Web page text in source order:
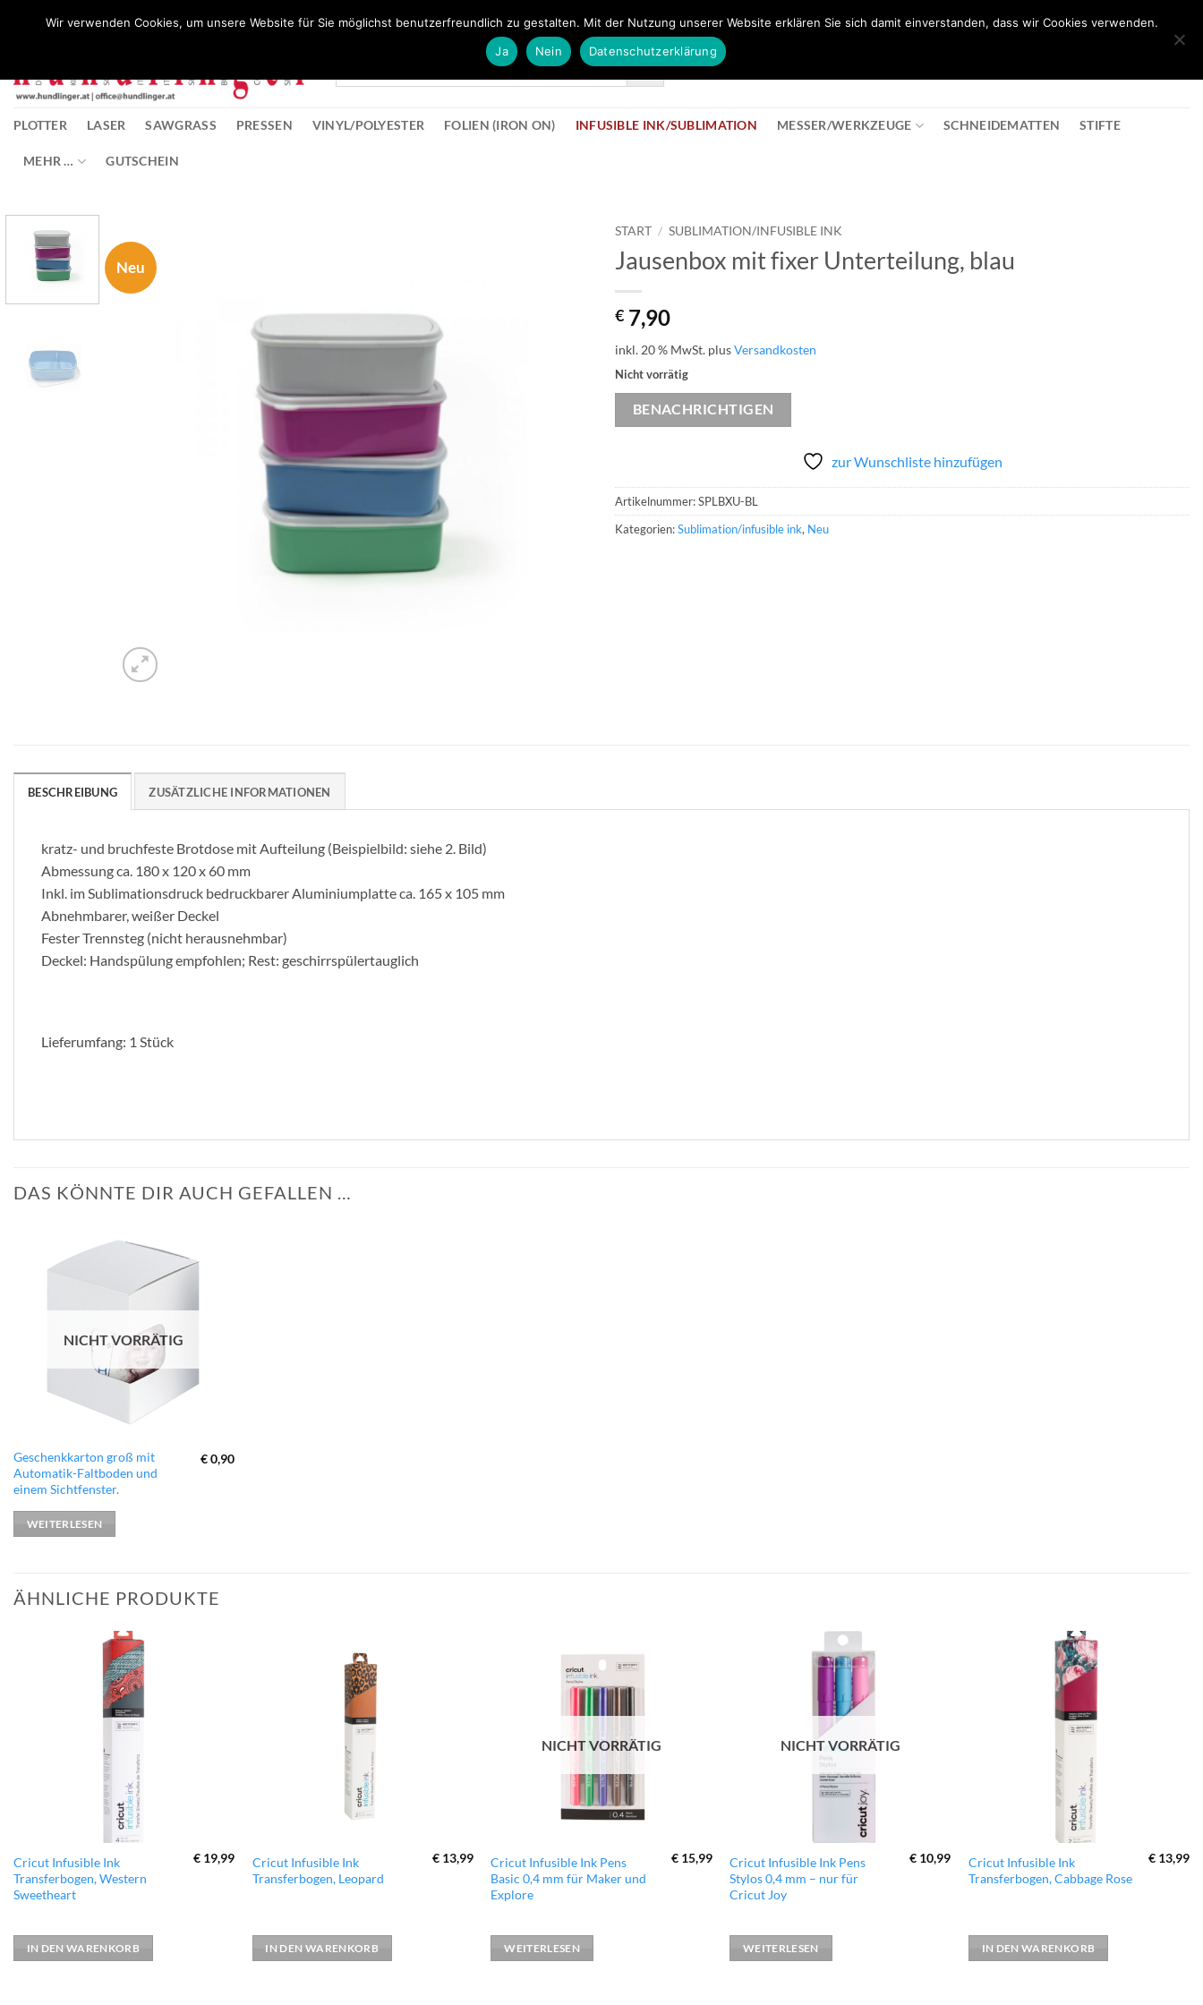
PLOTTER LASER SAWGRASS PRESSEN VINYL/POLYESTER FOLIEN (IRON ON) INFUSIBLE INK/SUBLIMATION MESSER/WERKZEUGE SCHNEIDEMATTEN STIFTE
MEHR … GUTSCHEIN
Neu
START / SUBLIMATION/INFUSIBLE INK
Jausenbox mit fixer Unterteilung, blau
€ 7,90
inkl. 20 % MwSt. plusVersandkosten
Nicht vorrätig
BENACHRICHTIGEN
zur Wunschliste hinzufügen
Artikelnummer:SPLBXU-BL
Kategorien:Sublimation/infusible ink, Neu
BESCHREIBUNG ZUSÄTZLICHE INFORMATIONEN
kratz- und bruchfeste Brotdose mit Aufteilung (Beispielbild: siehe 2. Bild)
Abmessung ca. 180 x 120 x 60 mm
Inkl. im Sublimationsdruck bedruckbarer Aluminiumplatte ca. 165 x 105 mm
Abnehmbarer, weißer Deckel
Fester Trennsteg (nicht herausnehmbar)
Deckel: Handspülung empfohlen; Rest: geschirrspülertauglich
Lieferumfang: 1 Stück
DAS KÖNNTE DIR AUCH GEFALLEN …
NICHT VORRÄTIG
Geschenkkarton groß mit
Automatik-Faltboden und
einem Sichtfenster.
€0,90
WEITERLESEN
ÄHNLICHE PRODUKTE
Cricut Infusible Ink
Transferbogen, Western
Sweetheart
€ 19,99
IN DEN WARENKORB
Cricut Infusible Ink
Transferbogen, Leopard
€13,99
IN DEN WARENKORB
NICHT VORRÄTIG
Cricut Infusible Ink Pens
Basic 0,4 mm für Maker und
Explore
€15,99
WEITERLESEN
NICHT VORRÄTIG
Cricut Infusible Ink Pens
Stylos 0,4 mm – nur für
Cricut Joy
€ 10,99
WEITERLESEN
Cricut Infusible Ink
Transferbogen, Cabbage Rose
€ 13,99
IN DEN WARENKORB
Wir verwenden Cookies, um unsere Website für Sie möglichst benutzerfreundlich zu gestalten. Mit der Nutzung unserer Website erklären Sie sich damit einverstanden, dass wir Cookies verwenden.
Ja
Nein Datenschutzerklärung